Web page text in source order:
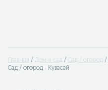
Главная Дом и сад Сад / огород
Сад / огород - Кувасай